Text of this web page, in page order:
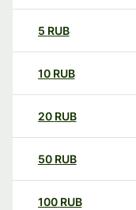
5 RUB
10 RUB
20 RUB
50 RUB
100 RUB